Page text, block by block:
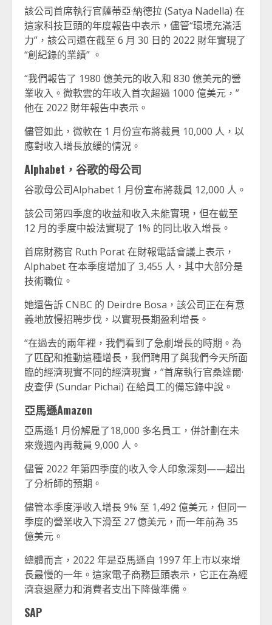
該公司首席執行官薩蒂亞·納德拉 (Satya Nadella) 在
這家科技巨頭的年度報告中表示，儘管“環境充滿活
力”，該公司還在截至 6 月 30 日的 2022 財年實現了
“創紀錄的業績” 。
“我們報告了 1980 億美元的收入和 830 億美元的營
業收入。微軟雲的年收入首次超過 1000 億美元，”
他在 2022 財年報告中表示。
儘管如此，微軟在 1 月份宣布將裁員 10,000 人，以
應對收入增長放緩的情況。
Alphabet，谷歌的母公司
谷歌母公司Alphabet 1 月份宣布將裁員 12,000 人。
該公司第四季度的收益和收入未能實現，但在截至
12 月的季度中設法實現了 1% 的同比收入增長。
首席財務官 Ruth Porat 在財報電話會議上表示，
Alphabet 在本季度增加了 3,455 人，其中大部分是
技術職位。
她還告訴 CNBC 的 Deirdre Bosa，該公司正在有意
義地放慢招聘步伐，以實現長期盈利增長。
“在過去的兩年裡，我們看到了急劇增長的時期。為
了匹配和推動這種增長，我們聘用了與我們今天所面
臨的經濟現實不同的經濟現實，”首席執行官桑達爾·
皮查伊 (Sundar Pichai) 在給員工的備忘錄中說。
亞馬遜Amazon
亞馬遜1 月份解雇了18,000 多名員工，併計劃在未
來幾週內再裁員 9,000 人。
儘管 2022 年第四季度的收入令人印象深刻——超出
了分析師的預期。
儘管本季度淨收入增長 9% 至 1,492 億美元，但同一
季度的營業收入下滑至 27 億美元，而一年前為 35
億美元。
總體而言，2022 年是亞馬遜自 1997 年上市以來增
長最慢的一年。這家電子商務巨頭表示，它正在為經
濟衰退壓力和消費者支出下降做準備。
SAP